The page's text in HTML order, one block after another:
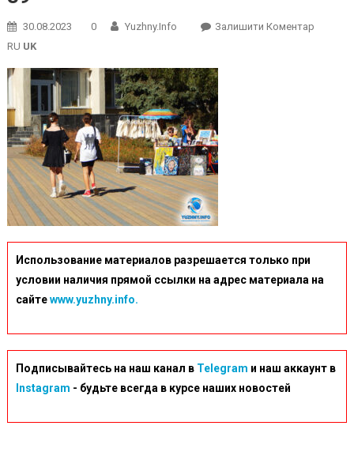
30.08.2023 0 Yuzhny.info Залишити КоментарOn
RU UK
Использование материалов разрешается только при
условии наличия прямой ссылки на адрес материала на
сайтеwww.yuzhny.info.
Подписывайтесь на наш канал в Telegram и наш аккаунт в
Instagram - будьте всегда в курсе наших новостей